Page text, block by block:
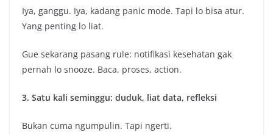
Iya, ganggu. Iya, kadang panic mode. Tapi lo bisa atur.
Yang penting lo liat.
Gue sekarang pasang rule: notifikasi kesehatan gak
pernah lo snooze. Baca, proses, action.
3. Satu kali seminggu: duduk, liat data, refleksi
Bukan cuma ngumpulin. Tapi ngerti.